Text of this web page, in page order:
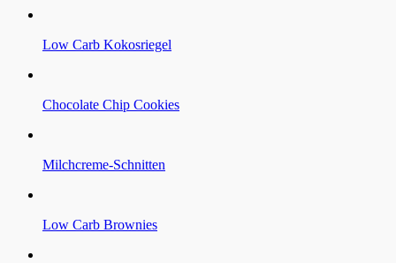
Low Carb Kokosriegel
Chocolate Chip Cookies
Milchcreme-Schnitten
Low Carb Brownies